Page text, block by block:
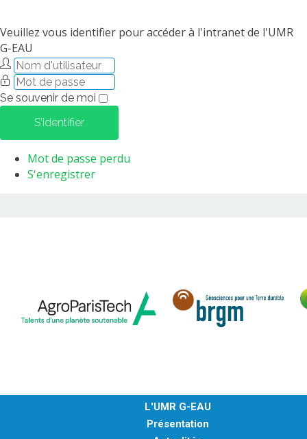
NOS TRAVAUX EN VIDÉO
Veuillez vous identifier pour accéder à l'intranet de l'UMR
G-EAU
Se souvenir de moi
S'identifier
Mot de passe perdu
S'enregistrer
L'UMR G-EAU
Présentation